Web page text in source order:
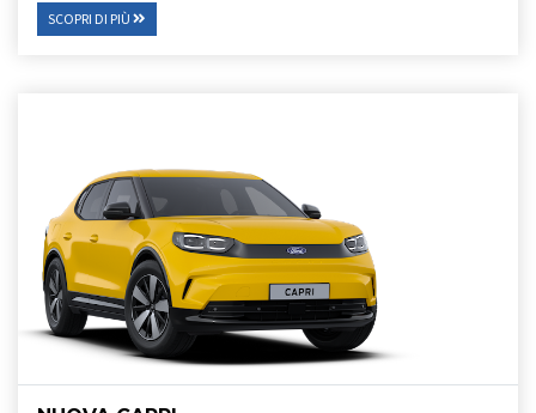
SCOPRI DI PIÙ